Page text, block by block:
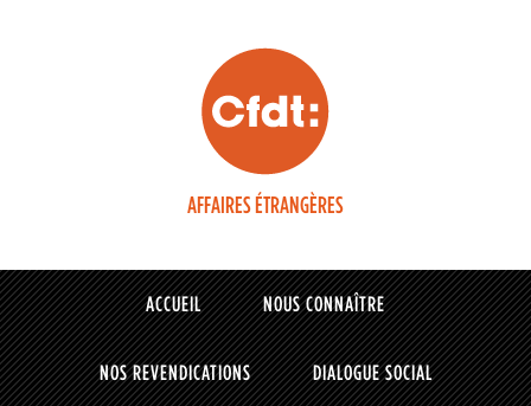
AFFAIRES ÉTRANGÈRES
ACCUEIL NOUS CONNAÎTRE
NOS REVENDICATIONS DIALOGUE SOCIAL